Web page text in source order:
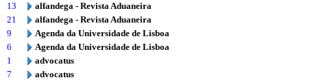
13
alfandega - Revista Aduaneira
21
alfandega - Revista Aduaneira
9
Agenda da Universidade de Lisboa
6
Agenda da Universidade de Lisboa
1
advocatus
7
advocatus